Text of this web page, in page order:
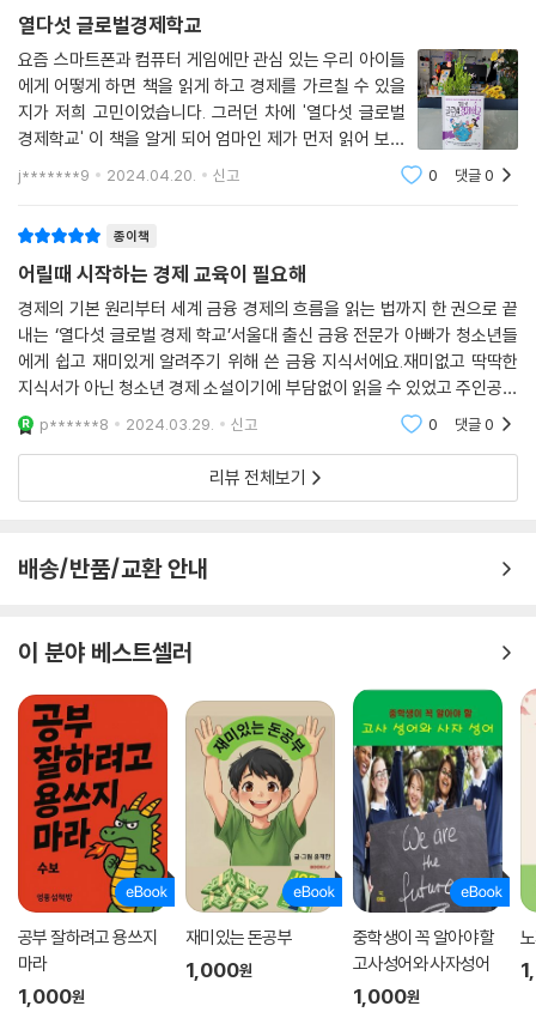
《열다섯 글로벌 경제학교》는 청소년들이 쉽게 이해할 수 있는 사례로 낯선
개념을 설명해 준다. “친하지 않은 사람이 사과 다섯 개와 착즙기를 빌려달
라고 하면 어떻게 해야 할까?” “포르쉐와 에르메스의 주가가 올랐는데 왜
나는 손실을 봤을까?” “여름철 아이스크림 소비량과 물놀이 사고 건수 사
이에 상관관계는 없을까?” “불투명한 주머니 속에 들어 있는 파란 공과 노
란 공을 꺼낼 때 받을 수 있는 돈은 얼마일까?” 등의 질문을 통해 금융의 근
익의 관계, 금융수학, 경제물리학, 금융공학까지 어려운 금융 지식을 명쾌
하게 설명한다.
이 과정에서 책을 읽는 독자들은 금융에 대한 이해가 점점 높아지고, 금융
에 대한 깊은 통찰력을 가지게 될 것이며, 주인공들의 다양한 경험이 많은
청소년에게 경제와 금융에 대한 도전과 자극이 될 것이다. 또한, 나만 돈을
많이 벌면 행복한 게 아니라는 금융의 인문학적 지혜도 배울 수 있게 된다.
해외 유학을 준비하는 청소년들을 위한 든든한 정보 안내서
해마다 해외로 유학을 준비하는 청소년들이 점점 늘고 있다. 그중 많은 학
생이 미국행을 택하는데, 학교의 순위 및 유학의 목표를 고려하지 않은 채
비용인, 고액의 학비가 기회비용이 아닌 매몰 비용으로 전락하는 것이다.
목표 등 철저한 정보와 준비가 필요하다. 《열다섯 글로벌 경제학교》는 미
국에서 학교생활 중인 서연이를 통해 현재 미국 고등학교 및 대학의 순위
와 특징 등 꼭 필요한 정보를 얻어 구조적인 유학을 준비할 수 있다.
열다섯 글로벌경제학교
요즘 스마트폰과 컴퓨터 게임에만 관심 있는 우리 아이들
에게 어떻게 하면 책을 읽게 하고 경제를 가르칠 수 있을
지가 저희 고민이었습니다. 그러던 차에 '열다섯 글로벌
경제학교' 이 책을 알게 되어 엄마인 제가 먼저 읽어 보고
아이와 대화를 나누고 싶어서 서펑단에 신청했습니다. 하
여 감사하게 잘 읽고 이렇게 서평도 쓰게 되었습니다.이
j*******9 2024.04.20. 신고 0 댓글0
종이책
어릴때 시작하는 경제 교육이 필요해
경제의 기본 원리부터 세계 금융 경제의 흐름을 읽는 법까지 한 권으로 끝
내는 ‘열다섯 글로벌 경제 학교’서울대 출신 금융 전문가 아빠가 청소년들
에게 쉽고 재미있게 알려주기 위해 쓴 금융 지식서에요.재미없고 딱딱한
지식서가 아닌 청소년 경제 소설이기에 부담없이 읽을 수 있었고 주인공들
을 통해 금융 지식이나 경제 용어가 명쾌하게 전달되어 읽는 재미가 있어
요.미국이나 영
p******8 2024.03.29. 신고 0 댓글0
리뷰 전체보기
배송/반품/교환 안내
이 분야 베스트셀러
공부 잘하려고 용쓰지
마라
1,000원
재미있는 돈공부
1,000원
중학생이 꼭 알아야 할
고사성어와 사자성어
1,000원